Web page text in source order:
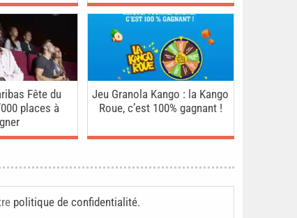
Fête du
places à
Jeu Granola Kango : la Kango
Roue, c’est 100% gagnant !
politique de confidentialité.